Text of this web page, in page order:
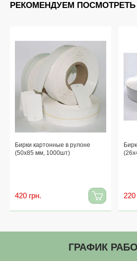
РЕКОМЕНДУЕМ ПОСМОТРЕТЬ
Бирки картонные в рулоне
(50x85 мм, 1000шт)
420 грн. 220
ГРАФИК